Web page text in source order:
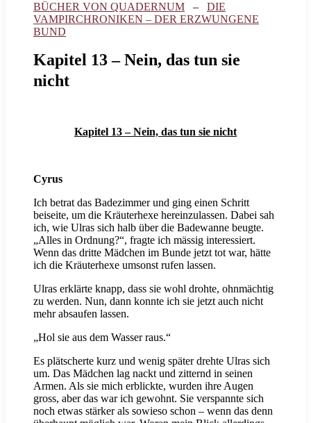
BÜCHER VON QUADERNUM – DIE
VAMPIRCHRONIKEN – DER ERZWUNGENE
BUND
Kapitel 13 – Nein, das tun sie
nicht
Kapitel 13 – Nein, das tun sie nicht
Cyrus
Ich betrat das Badezimmer und ging einen Schritt
beiseite, um die Kräuterhexe hereinzulassen. Dabei sah
ich, wie Ulras sich halb über die Badewanne beugte.
„Alles in Ordnung?“, fragte ich mässig interessiert.
Wenn das dritte Mädchen im Bunde jetzt tot war, hätte
ich die Kräuterhexe umsonst rufen lassen.
Ulras erklärte knapp, dass sie wohl drohte, ohnmächtig
zu werden. Nun, dann konnte ich sie jetzt auch nicht
mehr absaufen lassen.
„Hol sie aus dem Wasser raus.“
Es plätscherte kurz und wenig später drehte Ulras sich
um. Das Mädchen lag nackt und zitternd in seinen
Armen. Als sie mich erblickte, wurden ihre Augen
gross, aber das war ich gewohnt. Sie verspannte sich
noch etwas stärker als sowieso schon – wenn das denn